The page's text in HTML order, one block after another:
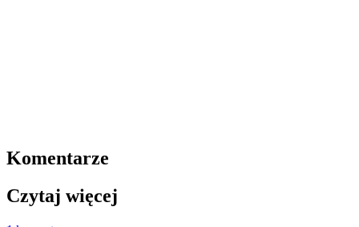
Komentarze
Czytaj więcej